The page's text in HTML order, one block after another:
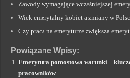
Zawody wymagające wcześniejszej
Wiek emerytalny kobiet a zmiany w
Czy praca na emeryturze zwiększa
Powiązane Wpisy:
Emerytura pomostowa warunki –
pracowników